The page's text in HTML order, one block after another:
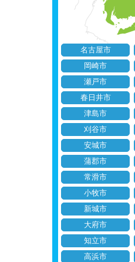
名古屋市
岡崎市
瀬戸市
春日井市
津島市
刈谷市
安城市
蒲郡市
常滑市
小牧市
新城市
大府市
知立市
高浜市